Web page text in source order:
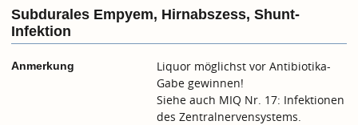
Subdurales Empyem, Hirnabszess, Shunt-
Infektion
Anmerkung
Liquor möglichst vor Antibiotika-
Gabe gewinnen!
Siehe auch MIQ Nr. 17: Infektionen
des Zentralnervensystems.